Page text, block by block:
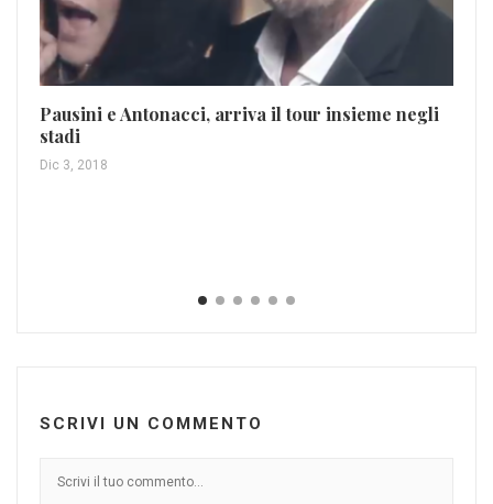
Pausini e Antonacci, arriva il tour insieme negli
stadi
Dic 3, 2018
SCRIVI UN COMMENTO